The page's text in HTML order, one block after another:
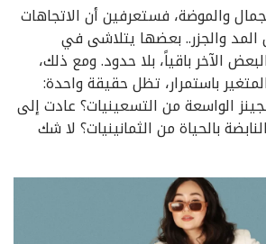
والموضة، فستعرفين أن الاتجاهات
والجزر.. بعضها يتلاشى في
الآخر باقياً، بلا حدود. ومع ذلك،
باستمرار، تظل حقيقة واحدة:
الواسعة من التسعينيات؟ عادت إلى
بالحياة من الثمانينيات؟ لا شك